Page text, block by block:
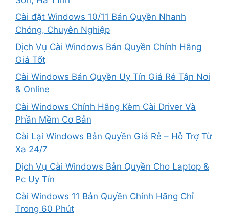
Cài đặt Windows 10/11 Bản Quyền Nhanh
Chóng, Chuyên Nghiệp
Dịch Vụ Cài Windows Bản Quyền Chính Hãng
Giá Tốt
Cài Windows Bản Quyền Uy Tín Giá Rẻ Tận Nơi
& Online
Cài Windows Chính Hãng Kèm Cài Driver Và
Phần Mềm Cơ Bản
Cài Lại Windows Bản Quyền Giá Rẻ – Hỗ Trợ Từ
Xa 24/7
Dịch Vụ Cài Windows Bản Quyền Cho Laptop &
Pc Uy Tín
Cài Windows 11 Bản Quyền Chính Hãng Chỉ
Trong 60 Phút